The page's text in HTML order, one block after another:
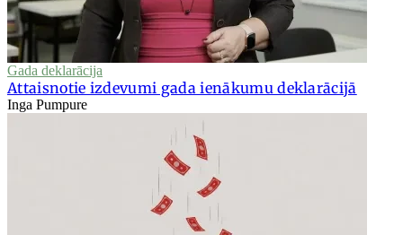
Gada deklarācija
Attaisnotie izdevumi gada ienākumu deklarācijā
Inga Pumpure